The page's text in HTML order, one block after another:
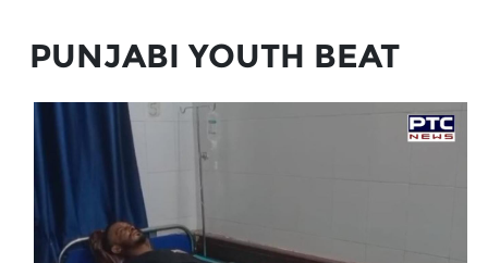
PUNJABI YOUTH BEAT